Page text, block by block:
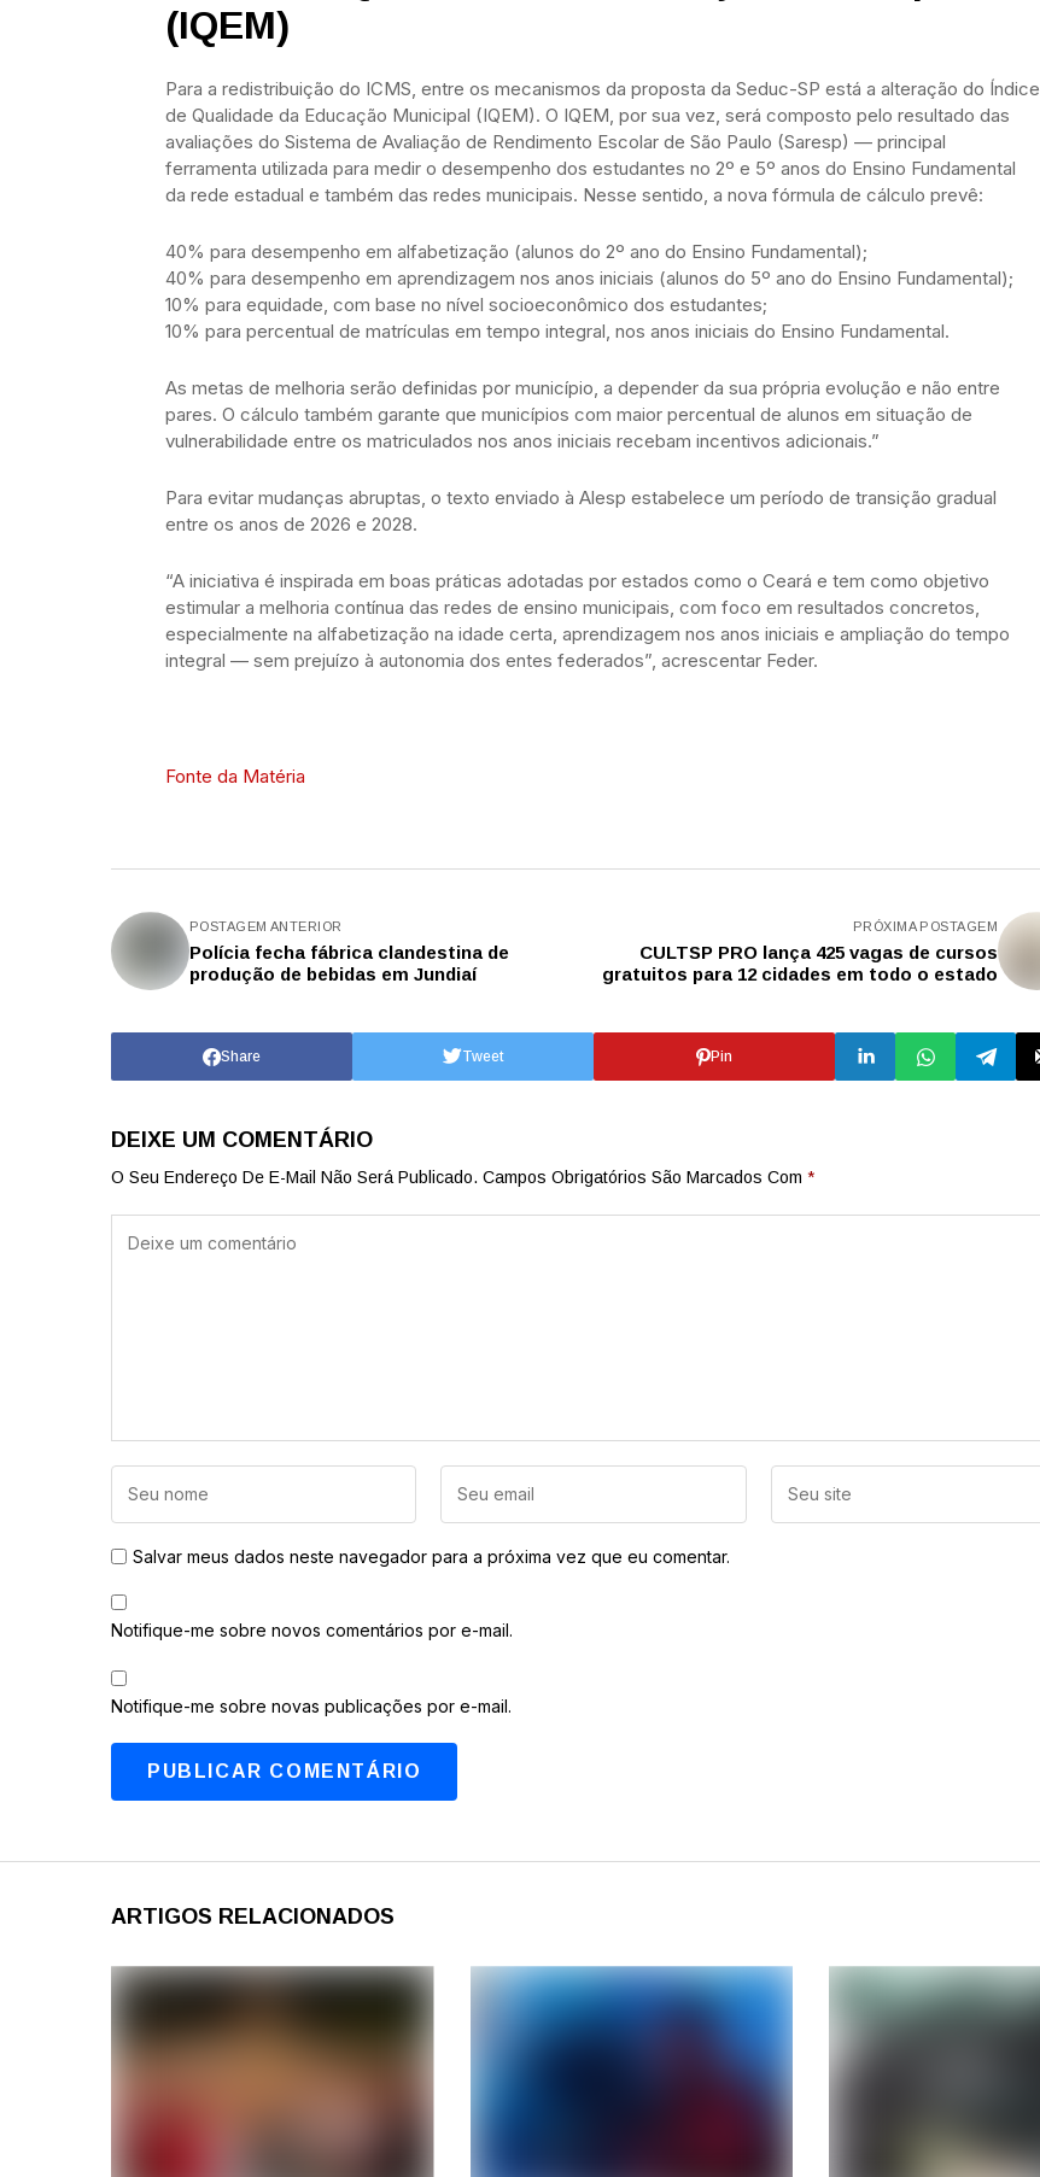
(IQEM)
Para a redistribuição do ICMS, entre os mecanismos da proposta da Seduc-SP está a alteração do Índice
de Qualidade da Educação Municipal (IQEM). O IQEM, por sua vez, será composto pelo resultado das
avaliações do Sistema de Avaliação de Rendimento Escolar de São Paulo (Saresp) — principal
ferramenta utilizada para medir o desempenho dos estudantes no 2º e 5º anos do Ensino Fundamental
da rede estadual e também das redes municipais. Nesse sentido, a nova fórmula de cálculo prevê:
40% para desempenho em alfabetização (alunos do 2º ano do Ensino Fundamental);
40% para desempenho em aprendizagem nos anos iniciais (alunos do 5º ano do Ensino Fundamental);
10% para equidade, com base no nível socioeconômico dos estudantes;
10% para percentual de matrículas em tempo integral, nos anos iniciais do Ensino Fundamental.
As metas de melhoria serão definidas por município, a depender da sua própria evolução e não entre
pares. O cálculo também garante que municípios com maior percentual de alunos em situação de
vulnerabilidade entre os matriculados nos anos iniciais recebam incentivos adicionais.”
Para evitar mudanças abruptas, o texto enviado à Alesp estabelece um período de transição gradual
entre os anos de 2026 e 2028.
“A iniciativa é inspirada em boas práticas adotadas por estados como o Ceará e tem como objetivo
estimular a melhoria contínua das redes de ensino municipais, com foco em resultados concretos,
especialmente na alfabetização na idade certa, aprendizagem nos anos iniciais e ampliação do tempo
integral — sem prejuízo à autonomia dos entes federados”, acrescentar Feder.
Fonte da Matéria
POSTAGEM ANTERIOR
Polícia fecha fábrica clandestina de
produção de bebidas em Jundiaí
PRÓXIMA POSTAGEM
CULTSP PRO lança 425 vagas de cursos
gratuitos para 12 cidades em todo o estado
Share Tweet Pin
DEIXE UM COMENTÁRIO
O Seu Endereço De E-Mail Não Será Publicado. Campos Obrigatórios São Marcados Com *
Salvar meus dados neste navegador para a próxima vez que eu comentar.
Notifique-me sobre novos comentários por e-mail.
Notifique-me sobre novas publicações por e-mail.
ARTIGOS RELACIONADOS